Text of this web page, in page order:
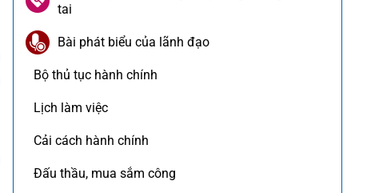
tai
Bài phát biểu của lãnh đạo
Bộ thủ tục hành chính
Lịch làm việc
Cải cách hành chính
Đấu thầu, mua sắm công